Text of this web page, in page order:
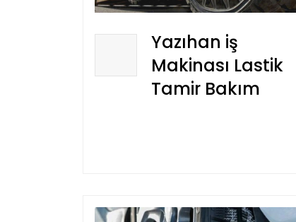
Yazıhan iş
Makinası Lastik
Tamir Bakım